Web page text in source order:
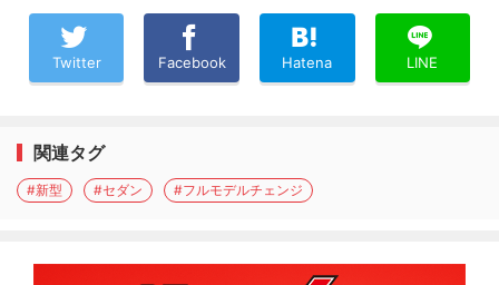
Twitter Facebook Hatena LINE
関連タグ
#新型 #セダン #フルモデルチェンジ